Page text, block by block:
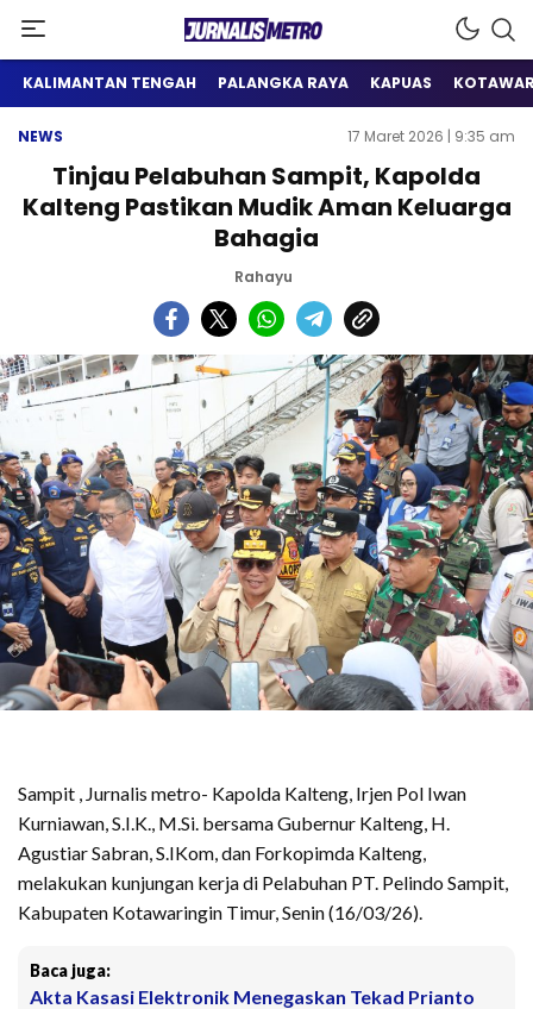
Jurnalis Metro
Satu Wadah Informasi
KALIMANTAN TENGAH PALANGKA RAYA KAPUAS
NEWS 17 Maret 2026 | 9:35 am
Tinjau Pelabuhan Sampit, Kapolda
Kalteng Pastikan Mudik Aman Keluarga
Bahagia
Rahayu
Sampit , Jurnalis metro- Kapolda Kalteng, Irjen Pol Iwan
Kurniawan, S.I.K., M.Si. bersama Gubernur Kalteng, H.
Agustiar Sabran, S.IKom, dan Forkopimda Kalteng,
melakukan kunjungan kerja di Pelabuhan PT. Pelindo Sampit,
Kabupaten Kotawaringin Timur, Senin (16/03/26).
Baca juga:
Akta Kasasi Elektronik Menegaskan Tekad Prianto